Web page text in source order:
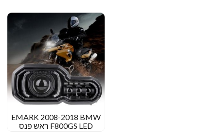
EMARK 2008-2018 BMW
F800GS LED ראש פנס